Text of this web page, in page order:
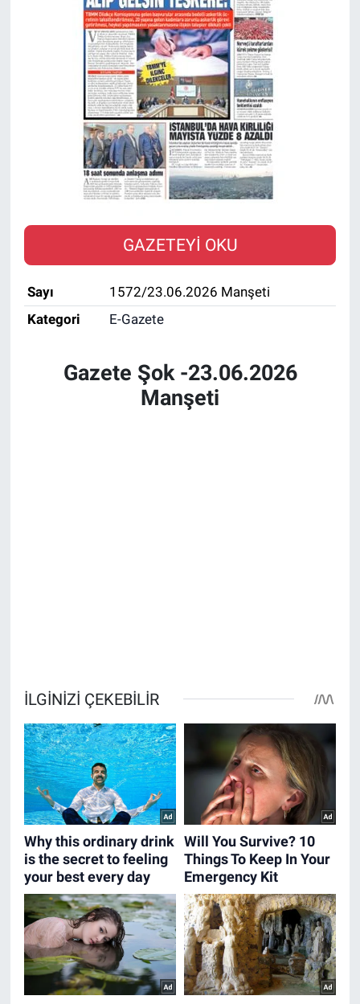
GAZETEYİ OKU
Sayı
1572/23.06.2026 Manşeti
Kategori
E-Gazete
Gazete Şok -23.06.2026
Manşeti
SAĞLIK
EKONOMİ
EĞİTİM
ÖZEL HABER
Keşfet
RESMİ İLANLAR